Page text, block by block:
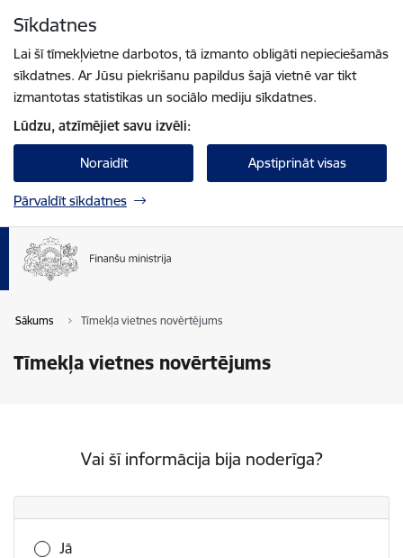
Sīkdatnes
Lai šī tīmekļvietne darbotos, tā izmanto obligāti nepieciešamās
sīkdatnes. Ar Jūsu piekrišanu papildus šajā vietnē var tikt
izmantotas statistikas un sociālo mediju sīkdatnes.
Lūdzu, atzīmējiet savu izvēli:
Noraidīt Apstiprināt visas
Pārvaldīt sīkdatnes
Sākums Tīmekļa vietnes novērtējums
Tīmekļa vietnes novērtējums
Vai šī informācija bija noderīga?
Vai šī informācija bija noderīga?
Jā